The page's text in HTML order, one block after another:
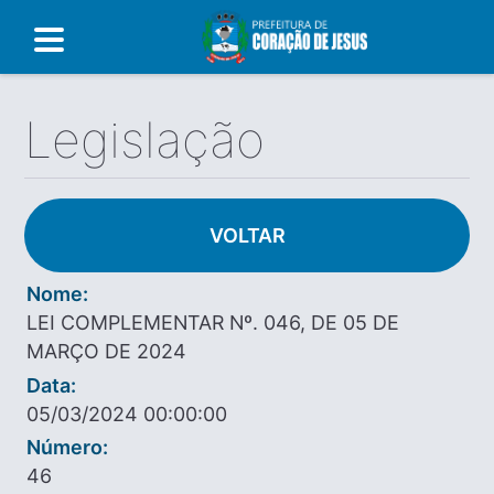
Legislação
VOLTAR
Nome:
LEI COMPLEMENTAR Nº. 046, DE 05 DE
MARÇO DE 2024
Data:
05/03/2024 00:00:00
Número:
46